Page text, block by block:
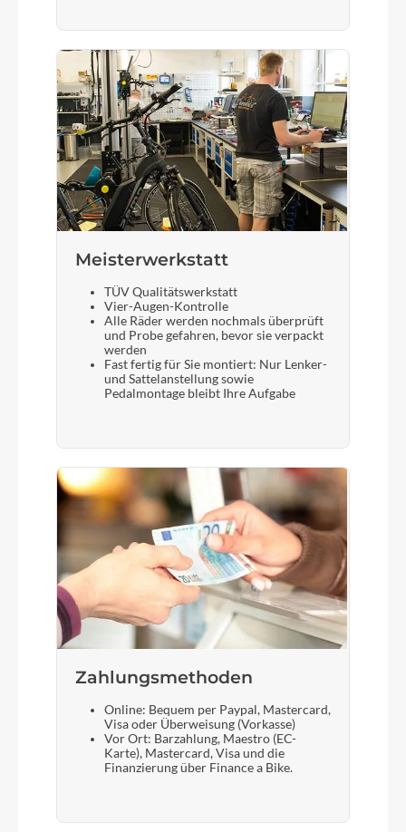
Meisterwerkstatt
TÜV Qualitätswerkstatt
Vier-Augen-Kontrolle
Alle Räder werden nochmals überprüft
und Probe gefahren, bevor sie verpackt
werden
Fast fertig für Sie montiert: Nur Lenker-
und Sattelanstellung sowie
Pedalmontage bleibt Ihre Aufgabe
Zahlungsmethoden
Online: Bequem per Paypal, Mastercard,
Visa oder Überweisung (Vorkasse)
Vor Ort: Barzahlung, Maestro (EC-
Karte), Mastercard, Visa und die
Finanzierung über Finance a Bike.